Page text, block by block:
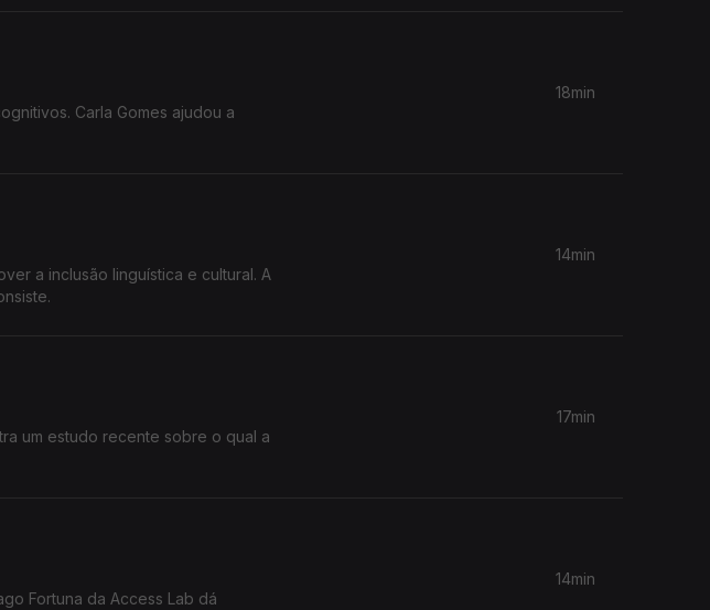
Carla Gomes ajudou a
18min
a inclusão linguística e cultural. A
14min
um estudo recente sobre o qual a
17min
Fortuna da Access Lab dá
14min